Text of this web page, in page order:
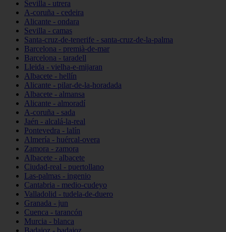
Sevilla - utrera
A-coruña - cedeira
Alicante - ondara
Sevilla - camas
Santa-cruz-de-tenerife - santa-cruz-de-la-palma
Barcelona - premià-de-mar
Barcelona - taradell
Lleida - vielha-e-mijaran
Albacete - hellín
Alicante - pilar-de-la-horadada
Albacete - almansa
Alicante - almoradí
A-coruña - sada
Jaén - alcalá-la-real
Pontevedra - lalín
Almería - huércal-overa
Zamora - zamora
Albacete - albacete
Ciudad-real - puertollano
Las-palmas - ingenio
Cantabria - medio-cudeyo
Valladolid - tudela-de-duero
Granada - jun
Cuenca - tarancón
Murcia - blanca
Badajoz - badajoz